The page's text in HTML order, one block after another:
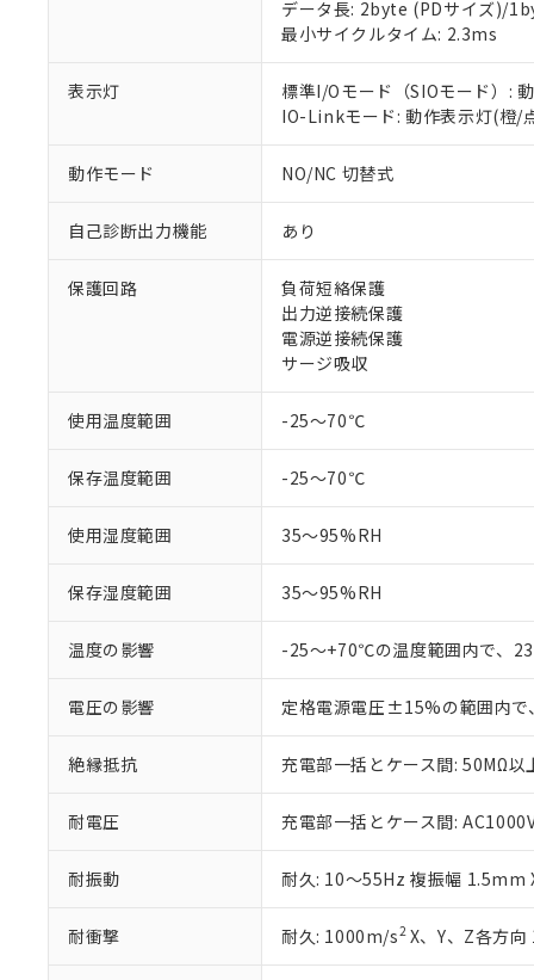
データ長: 2byte (PDサイズ)/
最小サイクルタイム: 2.3ms
表示灯
標準I/Oモード（SIOモード）:
IO-Linkモード: 動作表示灯(橙/
動作モード NO/NC 切替式
自己診断出力機能 あり
保護回路
負荷短絡保護
出力逆接続保護
電源逆接続保護
サージ吸収
使用温度範囲 -25～70℃
保存温度範囲 -25～70℃
使用湿度範囲 35～95%RH
保存湿度範囲 35～95%RH
温度の影響 -25～+70℃の温度範囲内で、
電圧の影響 定格電源電圧±15%の範囲内
絶縁抵抗 充電部一括とケース間: 50MΩ以
耐電圧 充電部一括とケース間:
耐振動 耐久: 10～55Hz 複振幅 1.5mm
耐衝撃 耐久: 1000m/s2X、Y、Z各方向
ご利用条件
以下の条件をお読
在庫状況お
オムロン制
す。
さい。
いる法人を
対応予定：EU
対応予定なし：
調査・確認中：
非該当品：ライセ
仕入先様の事情に
があります。
ル（DBP） 1000ppm
但し、RoHS指令で産業
フタル酸エステル類の
下記の非含有証明
EU RoHS指令（
51物質の非含有証
※本証明書は発行
また、RoHS指令
混在することか
り割愛しておりま
※1 中国
「×」：最大均質
「－」：未確認で
*中国RoHS10物質の基
Pb(鉛) :1000ppm、 Hg(
Cr(Ⅵ)(六価クロム) :
DBP(フタル酸ジブチル
DEHP(フタル酸ビス(2-
※2 環境保護使
「ｅ」：有害物質
味します。
また当社は
号
機器販
空
受注生